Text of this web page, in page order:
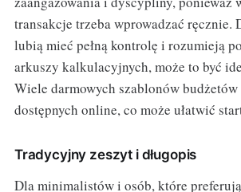
transakcje trzeba wprowadzać ręcznie.
lubią mieć pełną kontrolę i rozumieją
arkuszy kalkulacyjnych, może to być
Wiele darmowych szablonów
dostępnych online, co może ułatwić
Tradycyjny zeszyt i długopis
Dla minimalistów i osób, które